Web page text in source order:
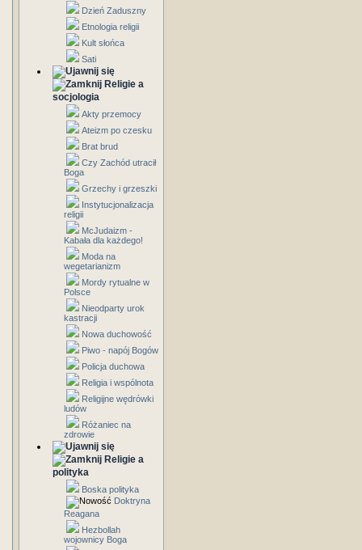
Dzień Zaduszny
Etnologia religii
Kult słońca
Sati
Religie a
socjologia
Akty przemocy
Ateizm po czesku
Brat brud
Czy Zachód utracił
Boga
Grzechy i grzeszki
Instytucjonalizacja
religii
McJudaizm -
Kabała dla każdego!
Moda na
wegetarianizm
Mordy rytualne w
Polsce
Nieodparty urok
kastracji
Nowa duchowość
Piwo - napój Bogów
Policja duchowa
Religia i wspólnota
Religijne wędrówki
ludów
Różaniec na
zdrowie
Religie a
polityka
Boska polityka
Doktryna
Reagana
Hezbollah
wojownicy Boga